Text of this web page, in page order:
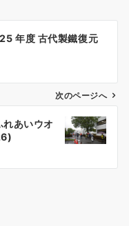
年度 古代製鐵復元
次のページへ
れあいウオ